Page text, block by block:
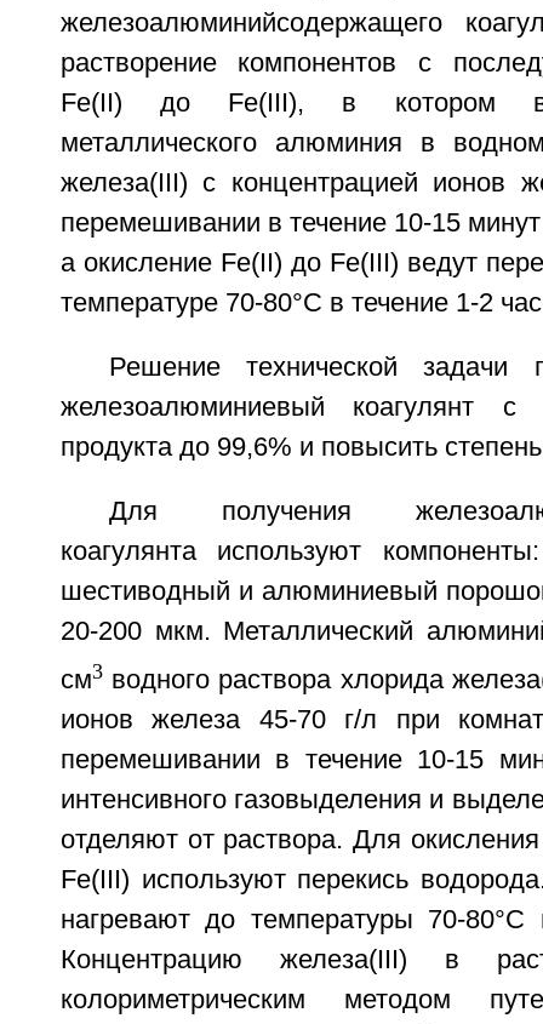
железоалюминийсодержащего
растворение компонентов с
Fe(II) до Fe(III), в котором
металлического алюминия в
железа(III) с концентрацией ионов
перемешивании в течение 10-15
а окисление Fe(II) до Fe(III) ведут
температуре 70-80°C в течение 1-2
Решение технической задачи
железоалюминиевый коагулянт с
продукта до 99,6% и повысить
Для получения
коагулянта используют
шестиводный и алюминиевый
20-200 мкм. Металлический
см3водного раствора хлорида
ионов железа 45-70 г/л при
перемешивании в течение 10-15
интенсивного газовыделения и
отделяют от раствора. Для
Fe(III) используют перекись
нагревают до температуры 70-
Концентрацию железа(III) в
колориметрическим методом